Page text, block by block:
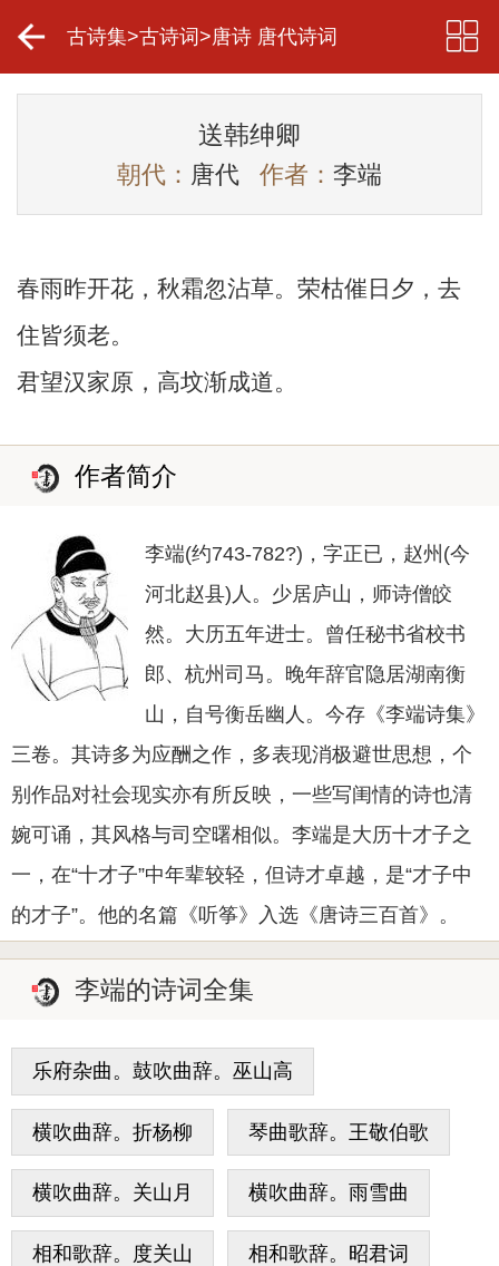
古诗集>古诗词 >唐诗 唐代诗词
送韩绅卿
朝代： 唐代 作者： 李端
春雨昨开花，秋霜忽沾草。荣枯催日夕，去
住皆须老。
君望汉家原，高坟渐成道。
作者简介
李端(约743-782?)，字正已，赵州(今
河北赵县)人。少居庐山，师诗僧皎
然。大历五年进士。曾任秘书省校书
郎、杭州司马。晚年辞官隐居湖南衡
山，自号衡岳幽人。今存《李端诗集》
三卷。其诗多为应酬之作，多表现消极避世思想，个
别作品对社会现实亦有所反映，一些写闺情的诗也清
婉可诵，其风格与司空曙相似。李端是大历十才子之
一，在“十才子”中年辈较轻，但诗才卓越，是“才子中
的才子”。他的名篇《听筝》入选《唐诗三百首》。
李端的诗词全集
乐府杂曲。鼓吹曲辞。巫山高
横吹曲辞。折杨柳 琴曲歌辞。王敬伯歌
横吹曲辞。关山月 横吹曲辞。雨雪曲
相和歌辞。度关山 相和歌辞。昭君词